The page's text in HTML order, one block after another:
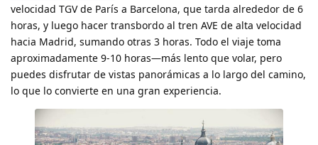
velocidad TGV de París a Barcelona, que tarda alrededor de 6
horas, y luego hacer transbordo al tren AVE de alta velocidad
hacia Madrid, sumando otras 3 horas. Todo el viaje toma
aproximadamente 9-10 horas—más lento que volar, pero
puedes disfrutar de vistas panorámicas a lo largo del camino,
lo que lo convierte en una gran experiencia.